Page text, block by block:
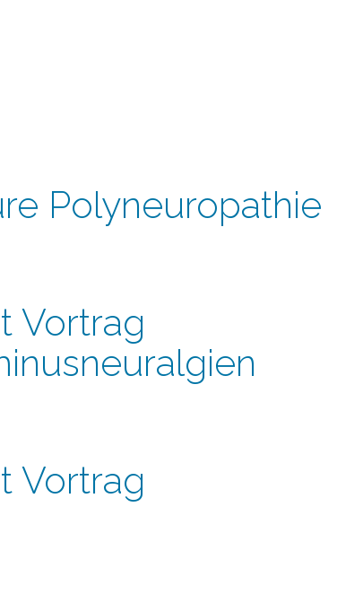
Polyneuropathie
Vortrag
Vortrag